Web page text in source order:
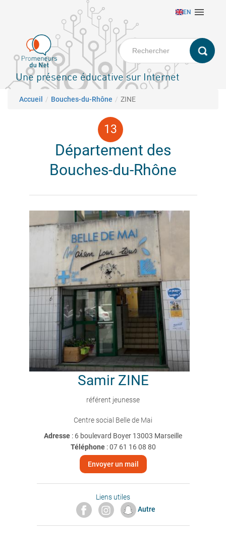
principal
EN 
Une présence éducative sur Internet
Fil d'Ariane
Accueil Bouches-du-Rhône ZINE
Département des
Bouches-du-Rhône
Samir ZINE
référent jeunesse
Centre social Belle de Mai
Adresse : 6 boulevard Boyer 13003 Marseille
Téléphone:07 61 16 08 80
Envoyer un mail
Liens utiles
Autre